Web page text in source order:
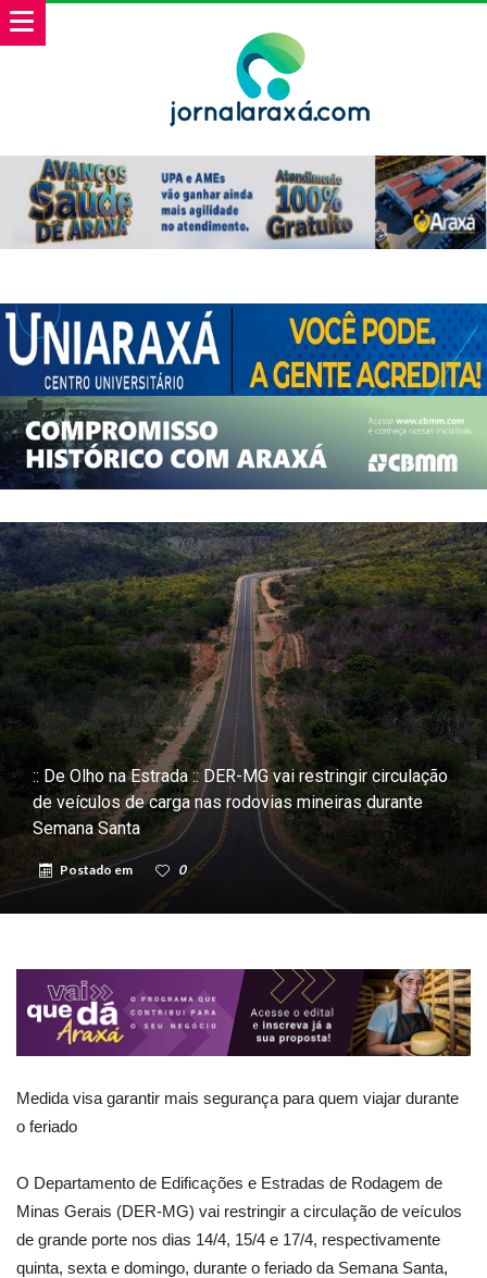
:: De Olho na Estrada :: DER-MG vai restringir circulação
de veículos de carga nas rodovias mineiras durante
Semana Santa
Postado em 0
Medida visa garantir mais segurança para quem viajar durante
o feriado
O Departamento de Edificações e Estradas de Rodagem de
Minas Gerais (DER-MG) vai restringir a circulação de veículos
de grande porte nos dias 14/4, 15/4 e 17/4, respectivamente
quinta, sexta e domingo, durante o feriado da Semana Santa,